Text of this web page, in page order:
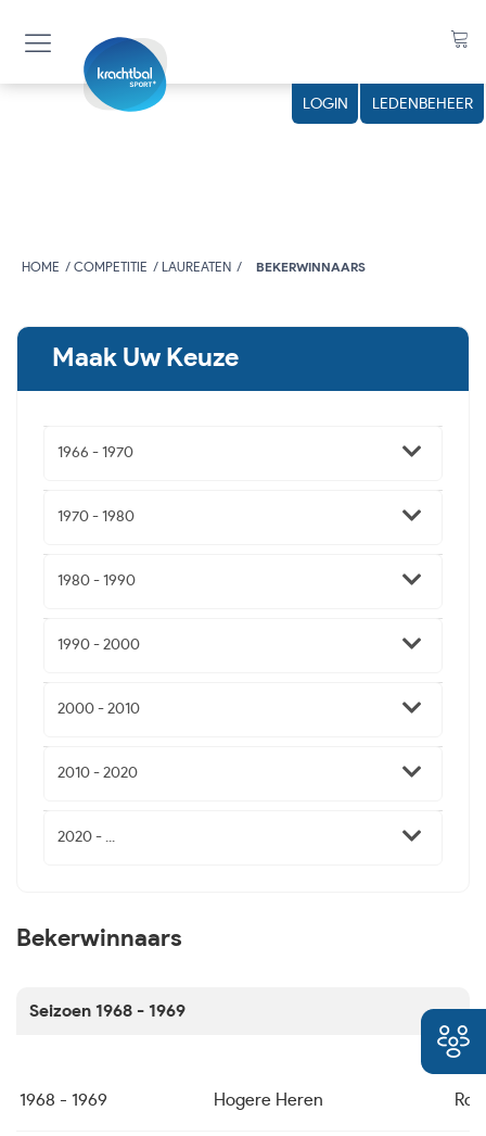
LOGIN LEDENBEHEER
HOME COMPETITIE LAUREATEN BEKERWINNAARS
Maak Uw Keuze
1966 - 1970
1970 - 1980
1980 - 1990
1990 - 2000
2000 - 2010
2010 - 2020
2020 - ...
Bekerwinnaars
Seizoen 1968 - 1969
1968 - 1969 Hogere Heren